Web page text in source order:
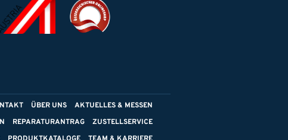
ÜBER UNS
AKTUELLES & MESSEN
REPARATURANTRAG
ZUSTELLSERVICE